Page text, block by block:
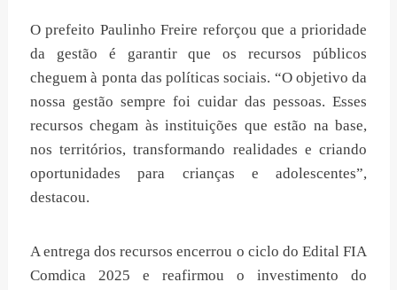
O prefeito Paulinho Freire reforçou que a prioridade
da gestão é garantir que os recursos públicos
cheguem à ponta das políticas sociais. “O objetivo da
nossa gestão sempre foi cuidar das pessoas. Esses
recursos chegam às instituições que estão na base,
nos territórios, transformando realidades e criando
oportunidades para crianças e adolescentes”,
destacou.
A entrega dos recursos encerrou o ciclo do Edital FIA
Comdica 2025 e reafirmou o investimento do